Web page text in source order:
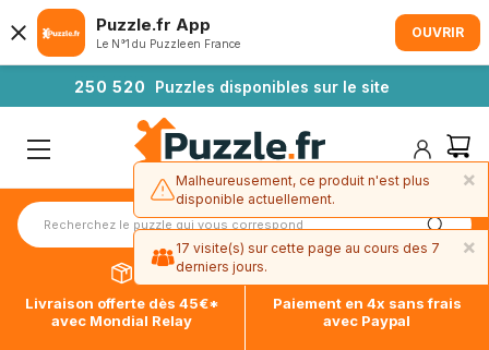
250 520 Puzzles disponibles sur le site
Livraison offerte dès 45€*
avec Mondial Relay
Paiement en 4x sans frais
avec Paypal
Puzzle.fr App
Le N°1 du Puzzle en France
OUVRIR
×
Malheureusement, ce produit n'est plus
disponible actuellement.
×
17 visite(s) sur cette page au cours des 7
derniers jours.